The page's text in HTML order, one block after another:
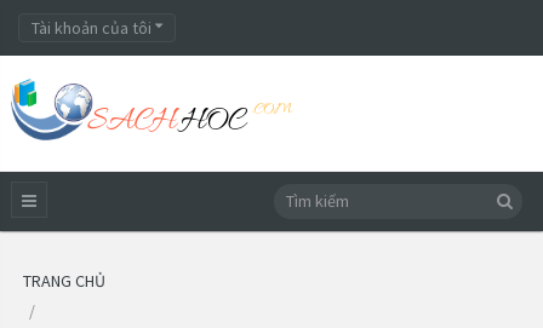
Tài khoản của tôi
TRANG CHỦ